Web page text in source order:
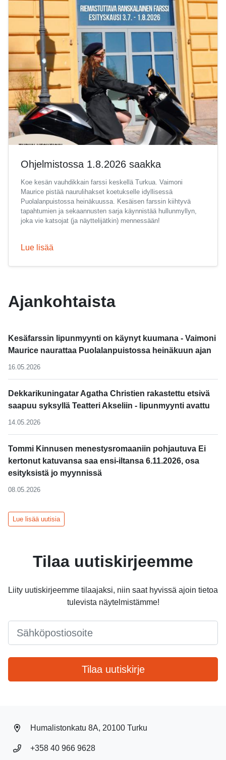
Ajankohtaista
Kesäfarssin lipunmyynti on käynyt kuumana - Vaimoni
Maurice naurattaa Puolalanpuistossa heinäkuun ajan
16.05.2026
Dekkarikuningatar Agatha Christien rakastettu etsivä
saapuu syksyllä Teatteri Akseliin - lipunmyynti avattu
14.05.2026
Tommi Kinnusen menestysromaaniin pohjautuva Ei
kertonut katuvansa saa ensi-iltansa 6.11.2026, osa
esityksistä jo myynnissä
08.05.2026
Lue lisää uutisia
Ohjelmistossa 1.8.2026 saakka
Koe kesän vauhdikkain farssi keskellä Turkua. Vaimoni
Maurice pistää naurulihakset koetukselle idyllisessä
Puolalanpuistossa heinäkuussa. Kesäisen farssin kiihtyvä
tapahtumien ja sekaannusten sarja käynnistää hullunmyllyn,
joka vie katsojat (ja näyttelijätkin) mennessään!
Lue lisää
Tilaa uutiskirjeemme
Liity uutiskirjeemme tilaajaksi, niin saat hyvissä ajoin tietoa
tulevista näytelmistämme!
Tilaa uutiskirje
Humalistonkatu 8A, 20100 Turku
+358 40 966 9628